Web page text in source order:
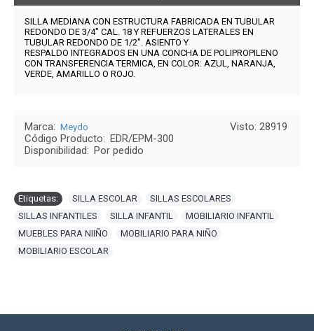
SILLA MEDIANA CON ESTRUCTURA FABRICADA EN TUBULAR
REDONDO DE 3/4" CAL. 18 Y REFUERZOS LATERALES EN
TUBULAR REDONDO DE 1/2". ASIENTO Y
RESPALDO INTEGRADOS EN UNA CONCHA DE POLIPROPILENO
CON TRANSFERENCIA TERMICA, EN COLOR: AZUL, NARANJA,
VERDE, AMARILLO O ROJO.
Visto: 28919
Marca: Meydo
Código Producto: EDR/EPM-300
Disponibilidad: Por pedido
Etiquetas: SILLA ESCOLAR SILLAS ESCOLARES
SILLAS INFANTILES
SILLA INFANTIL MOBILIARIO INFANTIL
MUEBLES PARA NIIÑO
MOBILIARIO PARA NIÑO
MOBILIARIO ESCOLAR